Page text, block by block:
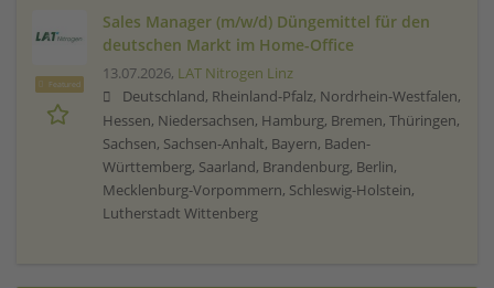
Featured
Sales Manager (m/w/d) Düngemittel für den
deutschen Markt im Home-Office
13.07.2026, LAT Nitrogen Linz
Deutschland, Rheinland-Pfalz, Nordrhein-Westfalen,
Hessen, Niedersachsen, Hamburg, Bremen, Thüringen,
Sachsen, Sachsen-Anhalt, Bayern, Baden-
Württemberg, Saarland, Brandenburg, Berlin,
Mecklenburg-Vorpommern, Schleswig-Holstein,
Lutherstadt Wittenberg